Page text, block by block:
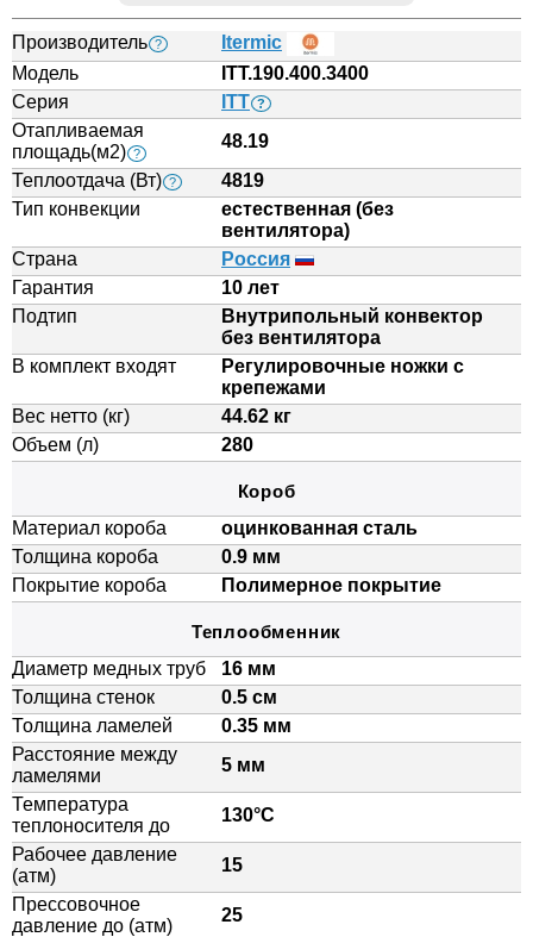
Производитель ?
Itermic
Модель
ITT.190.400.3400
Серия
ITT ?
Отапливаемая
площадь(м2) ?
48.19
Теплоотдача (Вт) ?
4819
Тип конвекции
естественная (без
вентилятора)
Страна
Россия
Гарантия
10 лет
Подтип
Внутрипольный конвектор
без вентилятора
В комплект входят
Регулировочные ножки с
крепежами
Вес нетто (кг)
44.62 кг
Объем (л)
280
Короб
Материал короба
оцинкованная сталь
Толщина короба
0.9 мм
Покрытие короба
Полимерное покрытие
Теплообменник
Диаметр медных труб
16 мм
Толщина стенок
0.5 см
Толщина ламелей
0.35 мм
Расстояние между
ламелями
5 мм
Температура
теплоносителя до
130°C
Рабочее давление
(атм)
15
Прессовочное
давление до (атм)
25